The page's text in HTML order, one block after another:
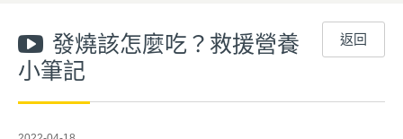
發燒該怎麼吃？救援營養
小筆記
返回